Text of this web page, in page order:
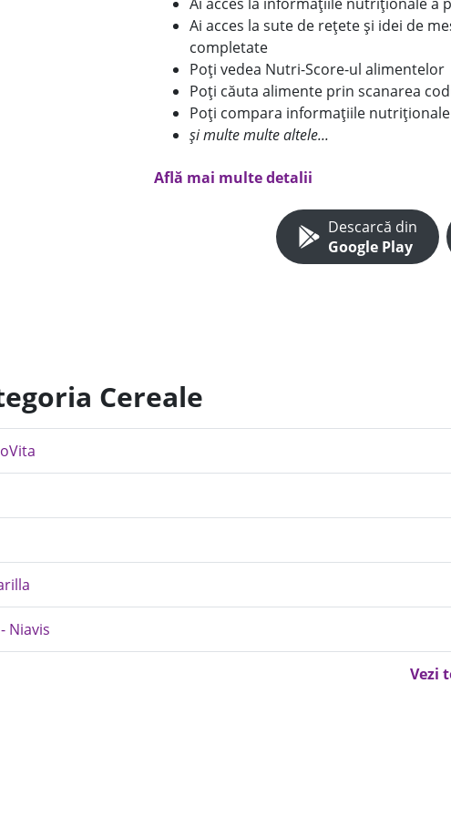
Ai acces la sute de rețete și idei de
completate
Poți vedea Nutri-Score-ul alimentelor
Poți căuta alimente prin scanarea
Poți compara informațiile
și multe multe altele...
Află mai multe detalii
Descarcă din
Google Play
Cereale
Niavis
Vezi